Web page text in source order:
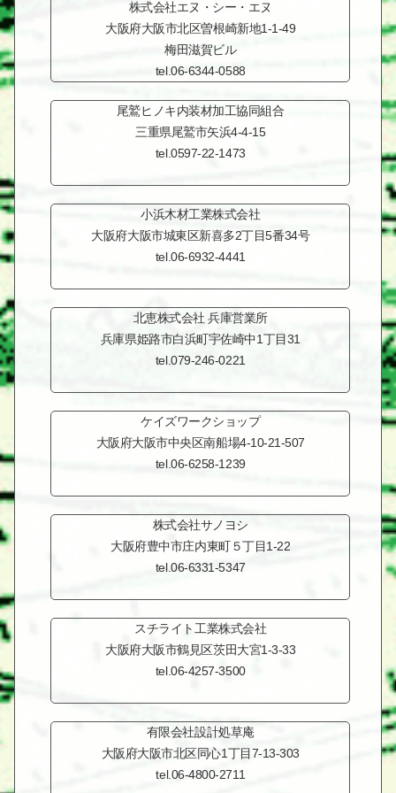
株式会社エヌ・シー・エヌ
大阪府大阪市北区曽根崎新地1-1-49
梅田滋賀ビル
tel.06-6344-0588
尾鷲ヒノキ内装材加工協同組合
三重県尾鷲市矢浜4-4-15
tel.0597-22-1473
小浜木材工業株式会社
大阪府大阪市城東区新喜多2丁目5番34号
tel.06-6932-4441
北恵株式会社 兵庫営業所
兵庫県姫路市白浜町 宇佐崎中1丁目31
tel.079-246-0221
ケイズワークショップ
大阪府大阪市中央区南船場4-10-21-507
tel.06-6258-1239
株式会社サノヨシ
大阪府豊中市庄内東町５丁目1-22
tel.06-6331-5347
スチライト工業株式会社
大阪府大阪市鶴見区茨田大宮1-3-33
tel.06-4257-3500
有限会社設計処草庵
大阪府大阪市北区同心1丁目7-13-303
tel.06-4800-2711